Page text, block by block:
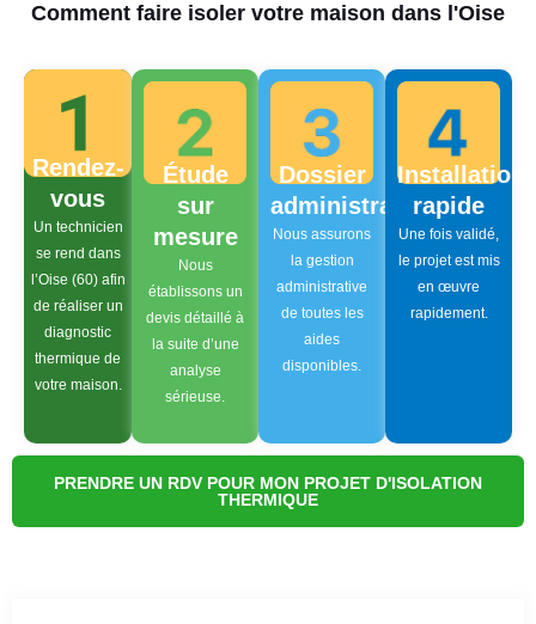
Comment faire isoler votre maison dans l'Oise
Rendez-
vous
Un technicien
se rend dans
l’Oise (60) afin
de réaliser un
diagnostic
thermique de
votre maison.
Étude
sur
mesure
Nous
établissons un
devis détaillé à
la suite d’une
analyse
sérieuse.
Dossier
administratif
Nous assurons
la gestion
administrative
de toutes les
aides
disponibles.
Installation
rapide
Une fois validé,
le projet est mis
en œuvre
rapidement.
PRENDRE UN RDV POUR MON PROJET D'ISOLATION
THERMIQUE